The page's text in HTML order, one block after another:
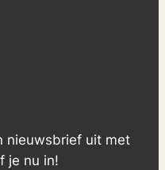
nieuwsbrief uit met
je nu in!